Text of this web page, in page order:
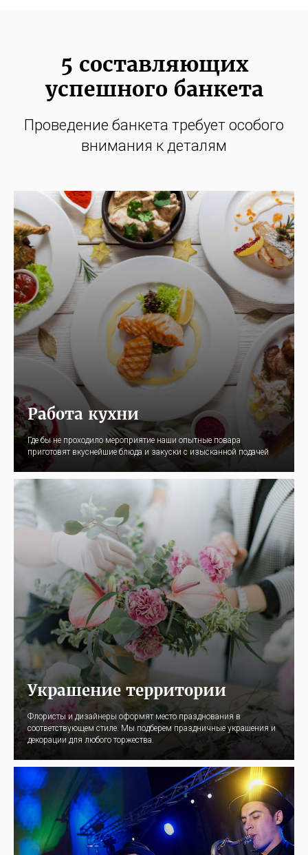
5 составляющих
успешного банкета
Проведение банкета требует особого
внимания к деталям
Работа кухни
Где бы не проходило мероприятие наши опытные повара
приготовят вкуснейшие блюда и закуски с изысканной подачей
Украшение территории
Флористы и дизайнеры оформят место празднования в
соответствующем стиле. Мы подберем праздничные украшения и
декорации для любого торжества.